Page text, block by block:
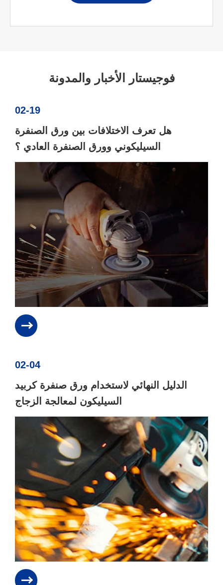
فوجيستار الأخبار والمدونة
02-19
هل تعرف الاختلافات بين ورق الصنفرة
السيليكوني وورق الصنفرة العادي ؟
02-04
الدليل النهائي لاستخدام ورق صنفرة كربيد
السيليكون لمعالجة الزجاج